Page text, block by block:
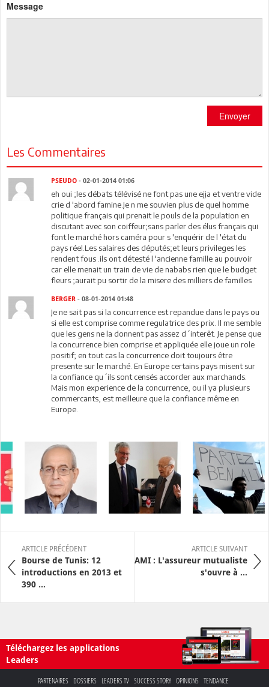
Message
Envoyer
Les Commentaires
PSEUDO - 02-01-2014 01:06
eh oui ;les débats télévisé ne font pas une ejja et ventre vide
crie d 'abord famine.Je n me souvien plus de quel homme
politique français qui prenait le pouls de la population en
discutant avec son coiffeur;sans parler des élus français qui
font le marché hors caméra pour s 'enquérir de l 'état du
pays réel.Les salaires des députés;et leurs privileges les
rendent fous .ils ont détesté l 'ancienne famille au pouvoir
car elle menait un train de vie de nababs rien que le budget
fleurs ;aurait pu sortir de la misere des milliers de familles
BERGER - 08-01-2014 01:48
Je ne sait pas si la concurrence est repandue dans le pays ou
si elle est comprise comme regulatrice des prix. Il me semble
que les gens ne la donnent pas assez d´interêt. Je pense que
la concurrence bien comprise et appliquée elle joue un role
positif; en tout cas la concurrence doit toujours être
presente sur le marché. En Europe certains pays misent sur
la confiance qu´ils sont censés accorder aux marchands.
Mais mon experience de la concurrence, ou il ya plusieurs
commercants, est meilleure que la confiance même en
Europe.
ARTICLE PRÉCÉDENT
Bourse de Tunis: 12
introductions en 2013 et
390 ...
ARTICLE SUIVANT
AMI : L'assureur mutualiste
s'ouvre à ...
Téléchargez les applications
Leaders
PARTENAIRES DOSSIERS LEADERS TV SUCCESS STORY OPINIONS TENDANCE